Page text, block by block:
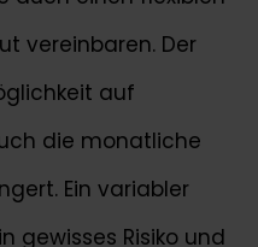
vereinbaren. Der
auf
die monatliche
Ein variabler
gewisses Risiko und